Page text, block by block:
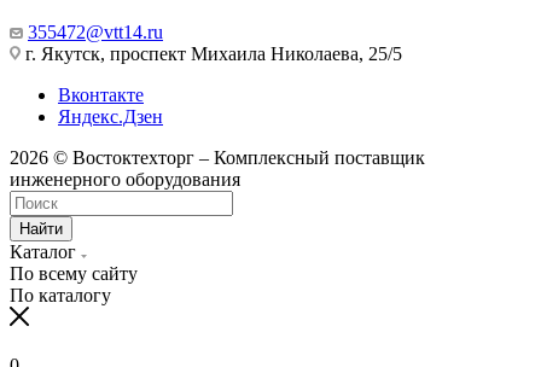
355472@vtt14.ru
г. Якутск, проспект Михаила Николаева, 25/5
Вконтакте
Яндекс.Дзен
2026 © Востоктехторг – Комплексный поставщик
инженерного оборудования
Найти
Каталог
По всему сайту
По каталогу